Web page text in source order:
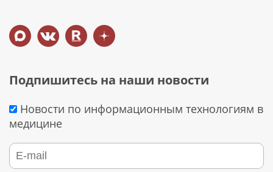
Подпишитесь на наши новости
Новости по информационным технологиям в
медицине